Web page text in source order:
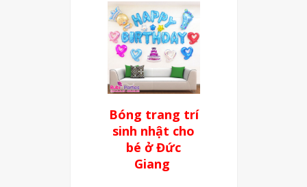
Bóng trang trí
sinh nhật cho
bé ở Đức
Giang